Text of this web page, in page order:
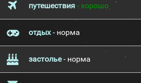
путешествия - хорошо
отдых- норма
застолье- норма